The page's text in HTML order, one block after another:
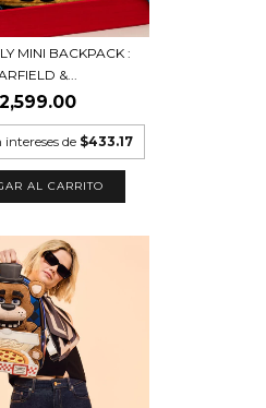
MINI BACKPACK :
&...
intereses de $433.17